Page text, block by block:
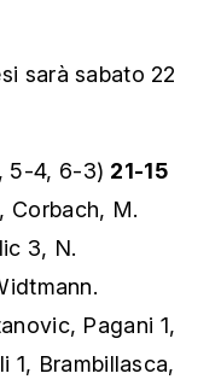
sarà sabato 22
5-4, 6-3) 21-15
Corbach, M.
3, N.
Pagani 1,
1, Brambillasca,